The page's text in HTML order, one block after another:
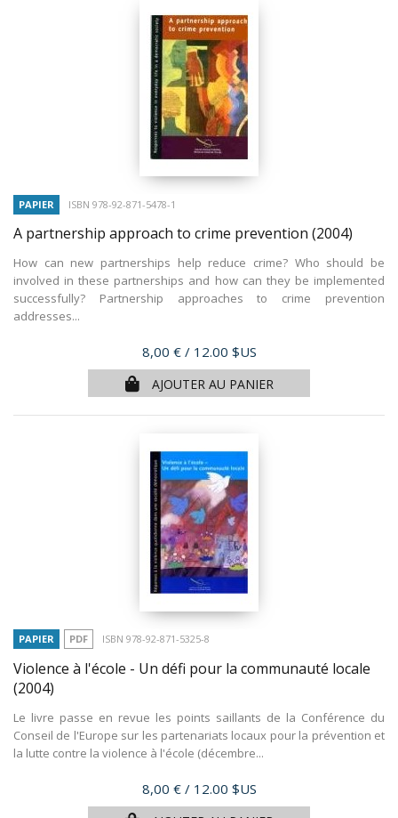
PAPIER ISBN 978-92-871-5478-1
A partnership approach to crime prevention (2004)
How can new partnerships help reduce crime? Who should be
involved in these partnerships and how can they be implemented
successfully? Partnership approaches to crime prevention
addresses...
Prix
8,00 € / 12.00 $US
AJOUTER AU PANIER
PAPIER PDF ISBN 978-92-871-5325-8
Violence à l'école - Un défi pour la communauté locale
(2004)
Le livre passe en revue les points saillants de la Conférence du
Conseil de l'Europe sur les partenariats locaux pour la prévention et
la lutte contre la violence à l'école (décembre...
Prix
8,00 € / 12.00 $US